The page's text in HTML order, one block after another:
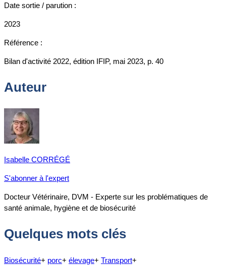
Date sortie / parution :
2023
Référence :
Bilan d'activité 2022, édition IFIP, mai 2023, p. 40
Auteur
Isabelle CORRÉGÉ
S'abonner à l'expert
Docteur Vétérinaire, DVM - Experte sur les problématiques de
santé animale, hygiène et de biosécurité
Quelques mots clés
Biosécurité+ porc+ élevage+ Transport+